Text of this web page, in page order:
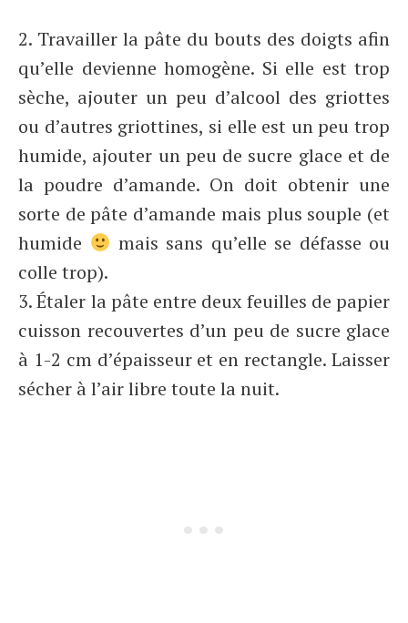
2. Travailler la pâte du bouts des doigts afin
qu’elle devienne homogène. Si elle est trop
sèche, ajouter un peu d’alcool des griottes
ou d’autres griottines, si elle est un peu trop
humide, ajouter un peu de sucre glace et de
la poudre d’amande. On doit obtenir une
sorte de pâte d’amande mais plus souple (et
humide
mais sans qu’elle se défasse ou
colle trop).
3. Étaler la pâte entre deux feuilles de papier
cuisson recouvertes d’un peu de sucre glace
à 1-2 cm d’épaisseur et en rectangle. Laisser
sécher à l’air libre toute la nuit.